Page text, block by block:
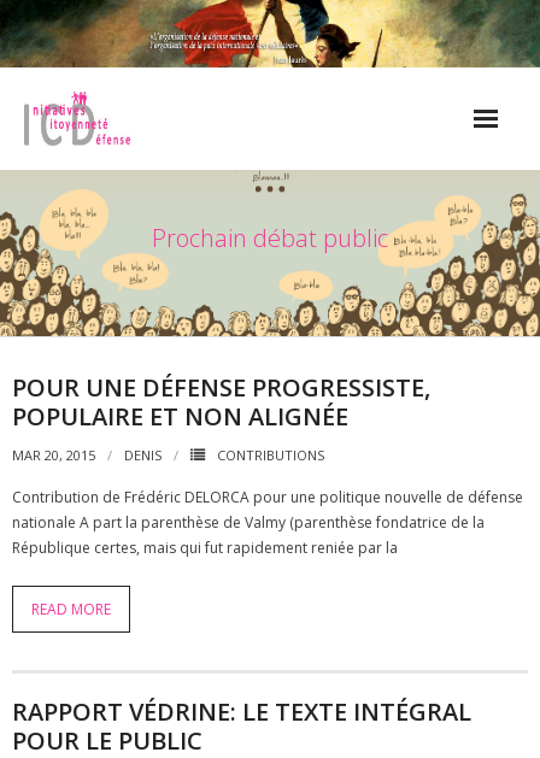
to
content
l’Arme et la Paix
- N°39 – Pour un investissement populaire conscient et réfléchi
au service de la paix dans le monde
- N°34 – Un bilan de rentrée qui invite à se mobiliser pour la paix
- N°33 – Merci de rester optimiste
- N°31 – Un bilan catastrophique
- Débat public
- Contributions
- Interview
Prochain débat public
POUR UNE DÉFENSE PROGRESSISTE,
POPULAIRE ET NON ALIGNÉE
MAR 20, 2015 DENIS CONTRIBUTIONS
Contribution de Frédéric DELORCA pour une politique nouvelle de défense
nationale A part la parenthèse de Valmy (parenthèse fondatrice de la
République certes, mais qui fut rapidement reniée par la
READ MORE
RAPPORT VÉDRINE: LE TEXTE INTÉGRAL
POUR LE PUBLIC